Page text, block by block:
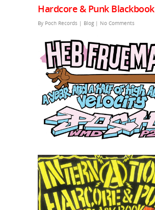
Hardcore & Punk Blackbook
By Poch Records | Blog | No Comments